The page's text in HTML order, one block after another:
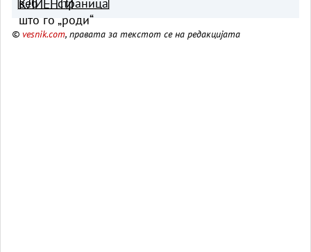
© vesnik.com, правата за текстот се на редакцијата